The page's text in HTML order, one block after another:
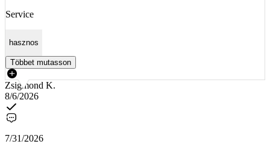
Service
hasznos
Többet mutasson
Zsigmond K.
8/6/2026
7/31/2026